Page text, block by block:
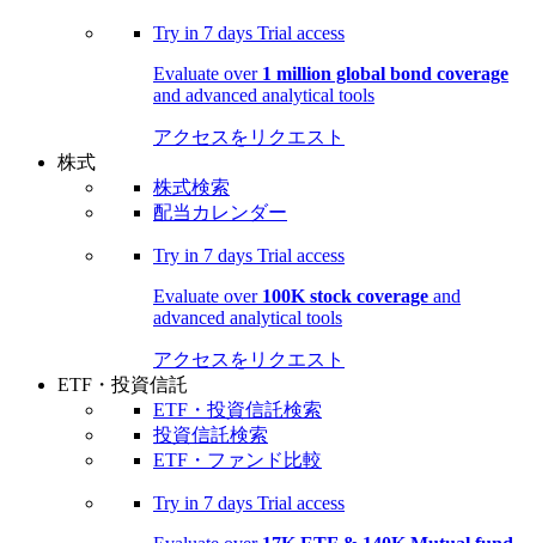
Try in 7 days Trial access
Evaluate over 1 million global bond coverage
and advanced analytical tools
アクセスをリクエスト
株式
株式検索
配当カレンダー
Try in 7 days Trial access
Evaluate over 100K stock coverage and
advanced analytical tools
アクセスをリクエスト
ETF・投資信託
ETF・投資信託検索
投資信託検索
ETF・ファンド比較
Try in 7 days Trial access